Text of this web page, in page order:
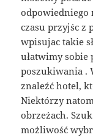
odpowiedniego
czasu przyjśc z
wpisujac takie
ułatwimy
poszukiwania .
znaleźć hotel,
Niektórzy
obrzeżach.
możliwość